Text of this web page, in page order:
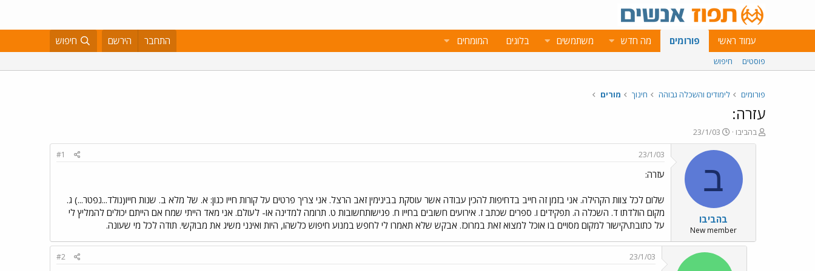
עמוד ראשי פורומים מה חדש משתמשים בלוגים המומחים התחבר הירשם חיפוש
פוסטים חיפוש
פורומים לימודים והשכלה גבוהה חינוך מורים
עזרה:
פ
ו
בהביבו
פ
ו
ר
ם
ב
א
ר
י
ך
23/1/03
ב
בהביבו
New member
23/1/03
#1
עזרה:
שלום לכל צוות הקהילה. אני בזמן זה חייב בדחיפות להכין עבודה אשר עוסקת בבינימין זאב הרצל. אני צריך פרטים על קורות חייו כגון: א. של מלא ב. שנות חייו(נולד...נפטר...) ג.
מקום הולדתו ד. השכלה ה. תפקידים ו. ספרים שכתב ז. אירועים חשובים בחייו ח. פגישותחשובות ט. תרומה למדינה או- לעולם. אני מאד הייתי שמח אם הייתם יכולים להמליץ לי
על כתובת\קישור למקום מסויים בו אוכל למצוא זאת במרוכז. אבקש שלא תאמרו לי לחפש במנוע חיפוש כלשהו, היות ואינני משיג את מבוקשי. תודה לכל מי שעונה.
23/1/03
#2